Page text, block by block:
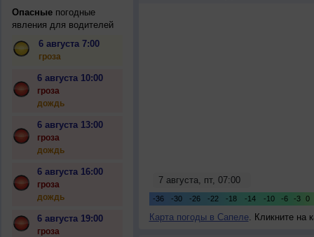
Опасныепогодные
явления для водителей
6 августа 7:00
гроза
6 августа 10:00
гроза
дождь
6 августа 13:00
гроза
дождь
6 августа 16:00
гроза
дождь
6 августа 19:00
гроза
Карта погоды в Сапеле. Кликните на